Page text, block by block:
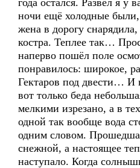
года остался. Развёл я у
ночи ещё холодные
жена в дорогу
костра. Теплее так…
наперво пошёл поле
понравилось: широкое,
Гектаров под двести… И
вот только беда
мелкими изрезано, а в
одной так вообще вода
одним словом.
снежной, а настоящее
наступало. Когда